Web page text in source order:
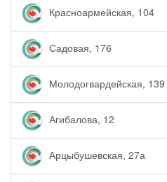
Красноармейская, 104
Садовая, 176
Молодогвардейская, 139
Агибалова, 12
Арцыбушевская, 27а